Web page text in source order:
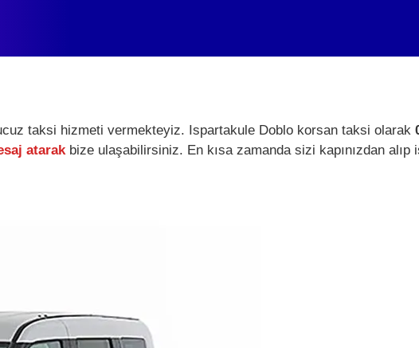
taksi hizmeti vermekteyiz. Ispartakule Doblo korsan taksi olarak
atarakbize ulaşabilirsiniz. En kısa zamanda sizi kapınızdan alıp